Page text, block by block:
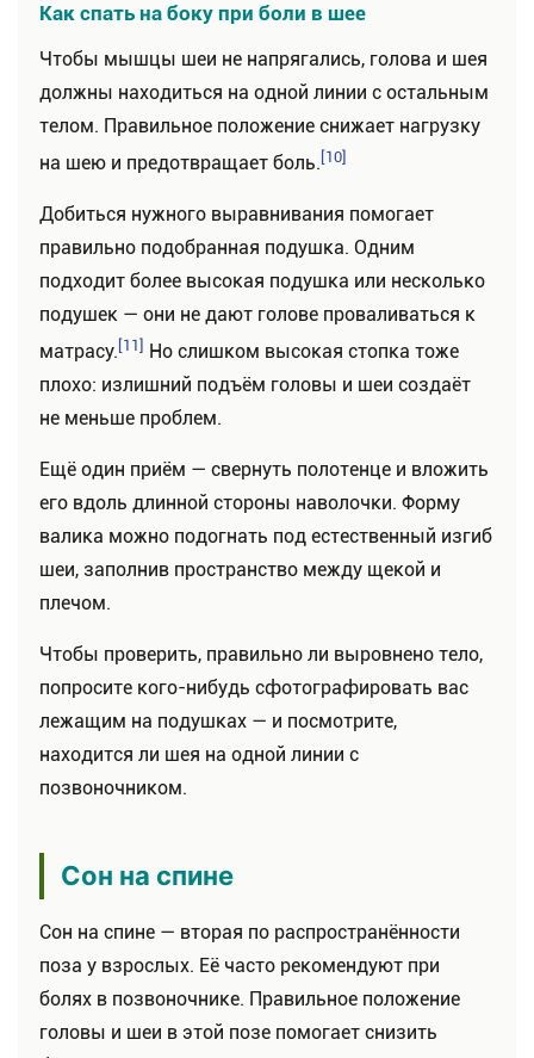
Как спать на боку при боли в шее
Чтобы мышцы шеи не напрягались, голова и шея
должны находиться на одной линии с остальным
телом. Правильное положение снижает нагрузку
на шею и предотвращает боль.[10]
Добиться нужного выравнивания помогает
правильно подобранная подушка. Одним
подходит более высокая подушка или несколько
подушек — они не дают голове проваливаться к
матрасу. [11] Но слишком высокая стопка тоже
плохо: излишний подъём головы и шеи создаёт
не меньше проблем.
Ещё один приём — свернуть полотенце и вложить
его вдоль длинной стороны наволочки. Форму
валика можно подогнать под естественный изгиб
шеи, заполнив пространство между щекой и
плечом.
Чтобы проверить, правильно ли выровнено тело,
попросите кого-нибудь сфотографировать вас
лежащим на подушках — и посмотрите,
находится ли шея на одной линии с
позвоночником.
Сон на спине
Сон на спине — вторая по распространённости
поза у взрослых. Её часто рекомендуют при
болях в позвоночнике. Правильное положение
головы и шеи в этой позе помогает снизить